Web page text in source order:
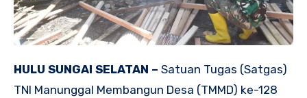
HULU SUNGAI SELATAN – Satuan Tugas (Satgas)
TNI Manunggal Membangun Desa (TMMD) ke-128